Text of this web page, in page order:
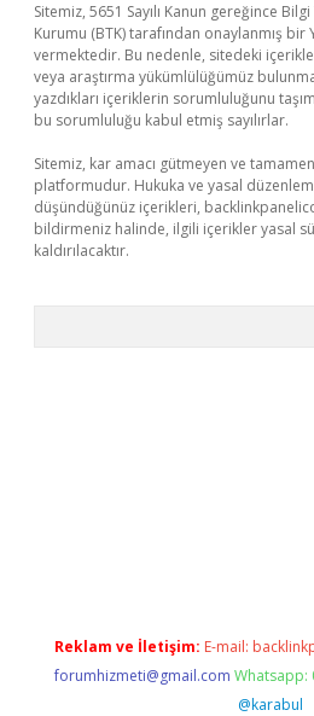
Sitemiz, 5651 Sayılı Kanun gereğince
Kurumu (BTK) tarafından onaylanmış bir
vermektedir. Bu nedenle, sitedeki
veya araştırma yükümlülüğümüz
yazdıkları içeriklerin sorumluluğunu
bu sorumluluğu kabul etmiş sayılırlar.
Sitemiz, kar amacı gütmeyen ve
platformudur. Hukuka ve yasal
düşündüğünüz içerikleri,
bildirmeniz halinde, ilgili içerikler yasal
kaldırılacaktır.
Reklam ve İletişim: E-mail:
forumhizmeti@gmail.com Whatsapp:
@karabul